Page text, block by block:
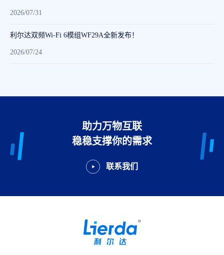
2026/07/31
利尔达双频Wi-Fi 6模组WF29A全新发布！
2026/07/24
助力万物互联
稳稳支撑你的需求
联系我们